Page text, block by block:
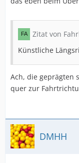
Zitat von
Künstliche
Ach, die geprägten
quer zur
DMHH